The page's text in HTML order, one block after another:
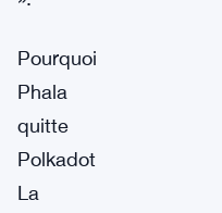
Pourquoi
Phala
quitte
Polkadot
La